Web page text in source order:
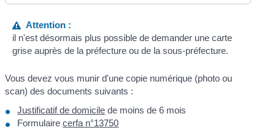
Attention :
il n'est désormais plus possible de demander une carte
grise auprès de la préfecture ou de la sous-préfecture.
Vous devez vous munir d'une copie numérique (photo ou
scan) des documents suivants :
Justificatif de domicile de moins de 6 mois
Formulairecerfa n°13750